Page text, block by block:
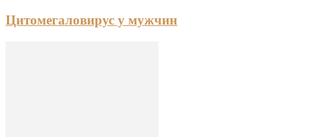
Цитомегаловирус у мужчин